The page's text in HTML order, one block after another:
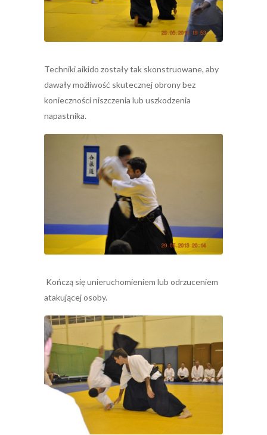
Techniki aikido zostały tak skonstruowane, aby
dawały możliwość skutecznej obrony bez
konieczności niszczenia lub uszkodzenia
napastnika.
Kończą się unieruchomieniem lub odrzuceniem
atakującej osoby.